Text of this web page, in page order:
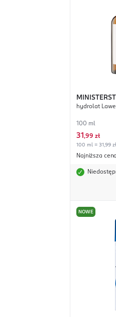
hydrolat
100 ml
31 ,99 zł
100 ml = 31,99 zł
Najniższa
NOWE